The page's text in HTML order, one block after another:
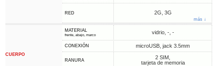
RED 2G, 3G
más ↓
CUERPO
MATERIAL
frente, abajo, marco vidrio, -, -
CONEXIÓN microUSB, jack 3.5mm
RANURA
2 SIM,
tarjeta de memoria